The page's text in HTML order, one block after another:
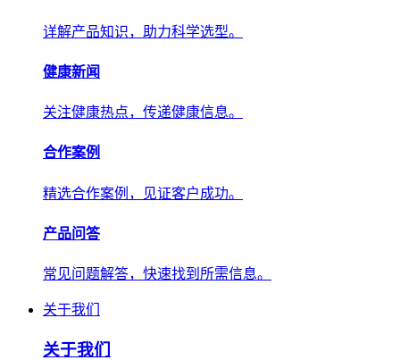
详解产品知识，助力科学选型。
健康新闻
关注健康热点，传递健康信息。
合作案例
精选合作案例，见证客户成功。
产品问答
常见问题解答，快速找到所需信息。
关于我们
关于我们